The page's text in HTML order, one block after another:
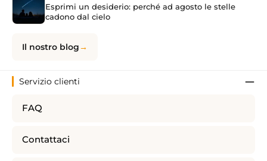
Esprimi un desiderio: perché ad agosto le stelle
cadono dal cielo
Il nostro blog
Servizio clienti
FAQ
Contattaci